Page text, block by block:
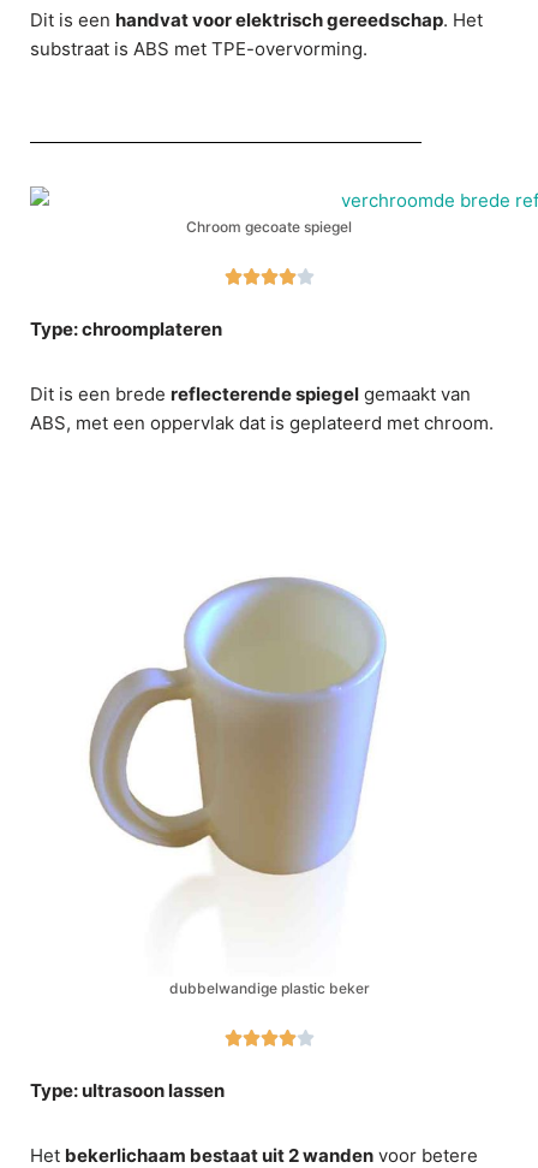
Dit is een handvat voor elektrisch gereedschap. Het
substraat is ABS met TPE-overvorming.
Chroom gecoate spiegel

Type: chroomplateren
Dit is een brede reflecterende spiegel gemaakt van
ABS, met een oppervlak dat is geplateerd met chroom.
dubbelwandige plastic beker

Type: ultrasoon lassen
Het bekerlichaam bestaat uit 2 wanden voor betere